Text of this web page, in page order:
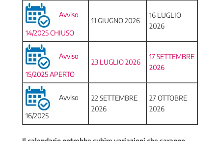
Avviso
14/2025 CHIUSO
11 GIUGNO 2026
16 LUGLIO
2026
Avviso
15/2025 APERTO
23 LUGLIO 2026
17 SETTEMBRE
2026
Avviso
16/2025
22 SETTEMBRE
2026
27 OTTOBRE
2026